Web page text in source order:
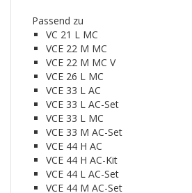
Passend zu
VC 21 L MC
VCE 22 M MC
VCE 22 M MC V
VCE 26 L MC
VCE 33 L AC
VCE 33 L AC-Set
VCE 33 L MC
VCE 33 M AC-Set
VCE 44 H AC
VCE 44 H AC-Kit
VCE 44 L AC-Set
VCE 44 M AC-Set